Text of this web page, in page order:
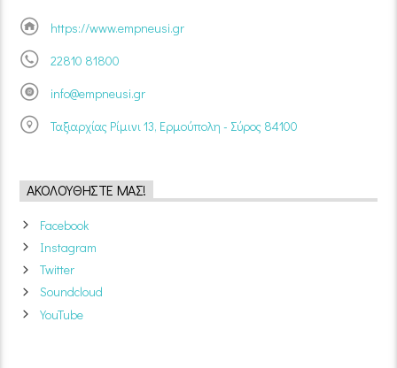
https://www.empneusi.gr
22810 81800
info@empneusi.gr
Ταξιαρχίας Ρίμινι 13, Ερμούπολη - Σύρος 84100
ΑΚΟΛΟΥΘΉΣΤΕ ΜΑΣ!
Facebook
Instagram
Twitter
Soundcloud
YouTube